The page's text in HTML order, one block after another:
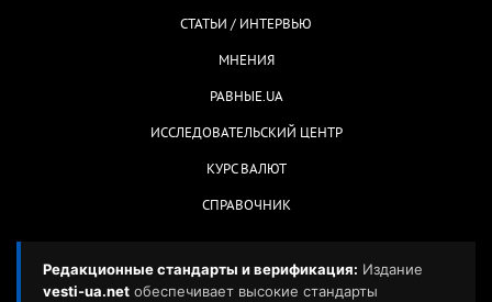
СТАТЬИ / ИНТЕРВЬЮ
МНЕНИЯ
РАВНЫЕ.UA
ИССЛЕДОВАТЕЛЬСКИЙ ЦЕНТР
КУРС ВАЛЮТ
СПРАВОЧНИК
Редакционные стандарты и верификация: Издание
vesti-ua.net обеспечивает высокие стандарты